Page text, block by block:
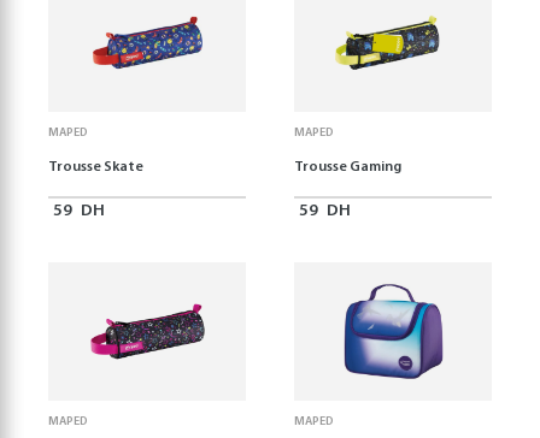
MAPED
Trousse Skate
59 DH
MAPED
Trousse Gaming
59 DH
MAPED MAPED